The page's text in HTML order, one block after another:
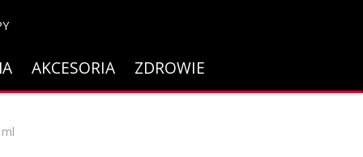
AKCESORIA ZDROWIE